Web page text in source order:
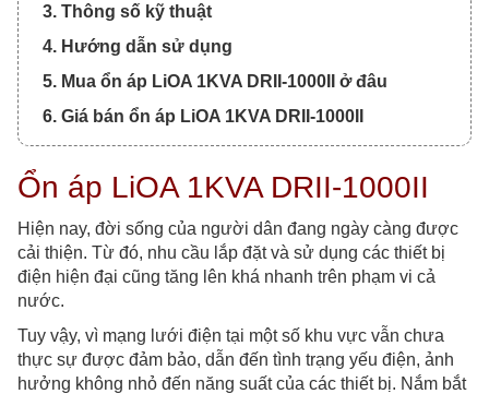
3. Thông số kỹ thuật
4. Hướng dẫn sử dụng
5. Mua ổn áp LiOA 1KVA DRII-1000II ở đâu
6. Giá bán ổn áp LiOA 1KVA DRII-1000II
Ổn áp LiOA 1KVA DRII-1000II
Hiện nay, đời sống của người dân đang ngày càng được
cải thiện. Từ đó, nhu cầu lắp đặt và sử dụng các thiết bị
điện hiện đại cũng tăng lên khá nhanh trên phạm vi cả
nước.
Tuy vậy, vì mạng lưới điện tại một số khu vực vẫn chưa
thực sự được đảm bảo, dẫn đến tình trạng yếu điện, ảnh
hưởng không nhỏ đến năng suất của các thiết bị. Nắm bắt